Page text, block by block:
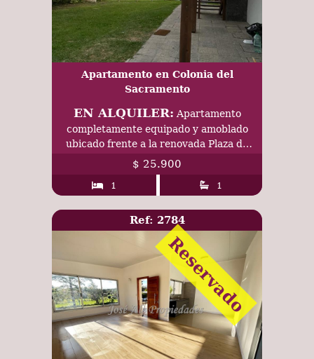
Apartamento en Colonia del
Sacramento
EN ALQUILER: Apartamento
completamente equipado y amoblado
ubicado frente a la renovada Plaza de
Toros de Colonia.
$ 25.900
1 1
Ref: 2784
Reservado